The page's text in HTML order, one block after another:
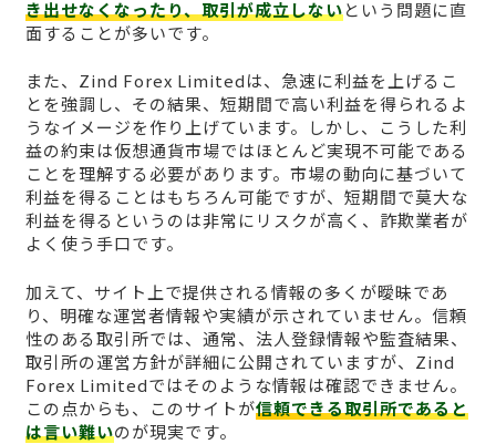
き出せなくなったり、取引が成立しないという問題に直
面することが多いです。
また、Zind Forex Limitedは、急速に利益を上げるこ
とを強調し、その結果、短期間で高い利益を得られるよ
うなイメージを作り上げています。しかし、こうした利
益の約束は仮想通貨市場ではほとんど実現不可能である
ことを理解する必要があります。市場の動向に基づいて
利益を得ることはもちろん可能ですが、短期間で莫大な
利益を得るというのは非常にリスクが高く、詐欺業者が
よく使う手口です。
加えて、サイト上で提供される情報の多くが曖昧であ
り、明確な運営者情報や実績が示されていません。信頼
性のある取引所では、通常、法人登録情報や監査結果、
取引所の運営方針が詳細に公開されていますが、Zind
Forex Limitedではそのような情報は確認できません。
この点からも、このサイトが信頼できる取引所であると
は言い難いのが現実です。